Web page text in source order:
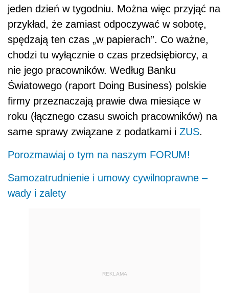
jeden dzień w tygodniu. Można więc przyjąć na
przykład, że zamiast odpoczywać w sobotę,
spędzają ten czas „w papierach”. Co ważne,
chodzi tu wyłącznie o czas przedsiębiorcy, a
nie jego pracowników. Według Banku
Światowego (raport Doing Business) polskie
firmy przeznaczają prawie dwa miesiące w
roku (łącznego czasu swoich pracowników) na
same sprawy związane z podatkami i ZUS.
Porozmawiaj o tym na naszym FORUM!
Samozatrudnienie i umowy cywilnoprawne –
wady i zalety
REKLAMA